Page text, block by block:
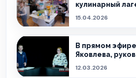
кулинарный
15.04.2026
В прямом
Яковлева,
12.03.2026